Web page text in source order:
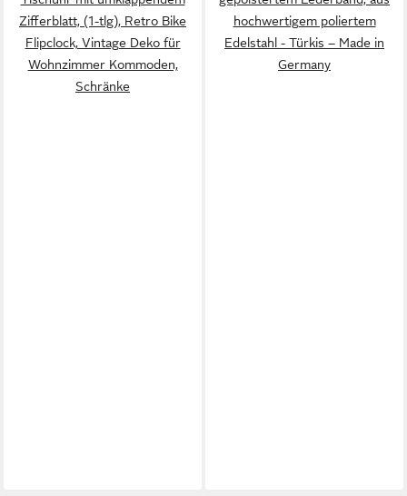
Zifferblatt, (1-tlg), Retro Bike
Flipclock, Vintage Deko für
Wohnzimmer Kommoden,
Schränke
hochwertigem poliertem
Edelstahl - Türkis – Made in
Germany